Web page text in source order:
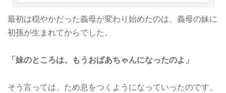
最初は穏やかだった義母が変わり始めたのは、義母の妹に
初孫が生まれてからでした。
「妹のところは、もうおばあちゃんになったのよ」
そう言っては、ため息をつくようになっていったのです。